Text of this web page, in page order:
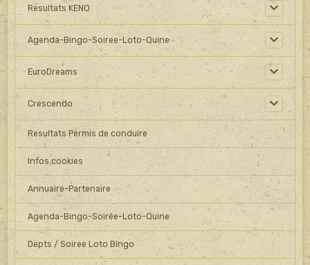
Resultats KENO
Agenda-Bingo-Soiree-Loto-Quine
EuroDreams
Crescendo
Resultats Permis de conduire
Infos cookies
Annuaire-Partenaire
Agenda-Bingo-Soirée-Loto-Quine
Depts / Soiree Loto Bingo